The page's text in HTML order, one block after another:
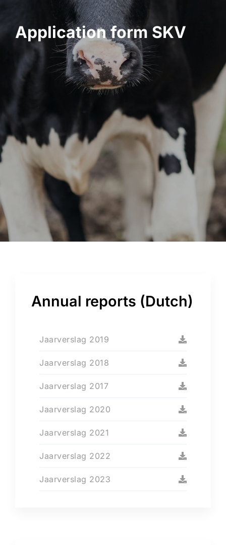
Application form SKV
Annual reports (Dutch)
Jaarverslag 2019
Jaarverslag 2018
Jaarverslag 2017
Jaarverslag 2020
Jaarverslag 2021
Jaarverslag 2022
Jaarverslag 2023